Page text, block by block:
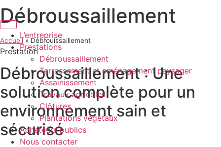
Aller
au
contenuL’entreprise
Prestations
Débroussaillement
Terrassement et aménagement paysager
Assainissement
Travaux agricoles
Clôtures
Plantations végétaux
Acheteurs publics
Nous contacter
Débroussaillement
Accueil»Débrouissaillement
Prestation
Débroussaillement : Une
solution complète pour un
environnement sain et
sécurisé